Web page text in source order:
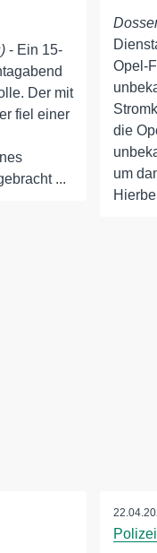
- Ein 15-
Der mit
fiel einer
...
Opel-
die
um